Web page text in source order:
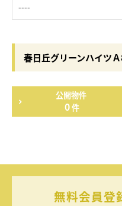
----
春日丘グリーンハイツ
公開物件
0件
無料会員登